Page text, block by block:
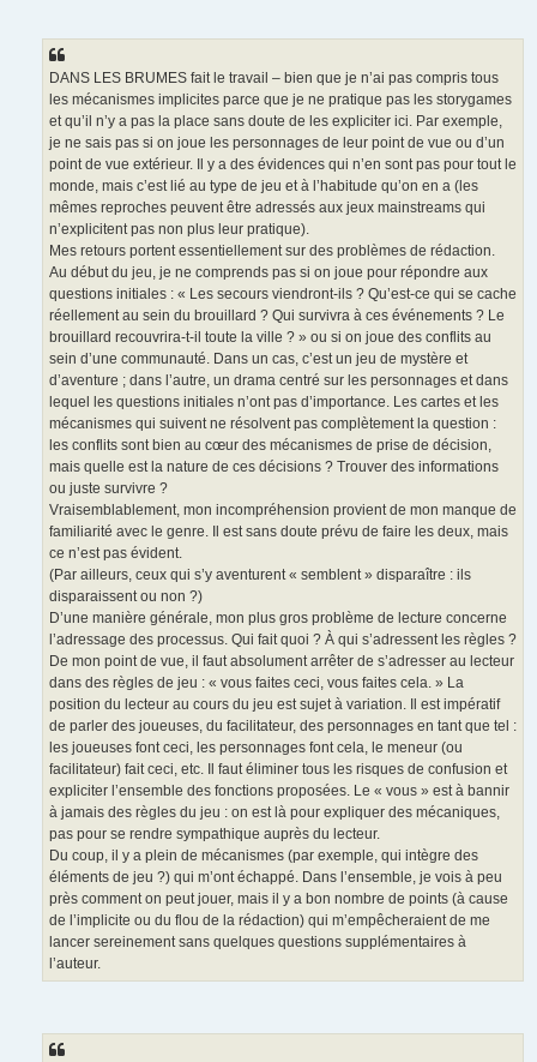
DANS LES BRUMES fait le travail – bien que je n’ai pas compris tous
les mécanismes implicites parce que je ne pratique pas les storygames
et qu’il n’y a pas la place sans doute de les expliciter ici. Par exemple,
je ne sais pas si on joue les personnages de leur point de vue ou d’un
point de vue extérieur. Il y a des évidences qui n’en sont pas pour tout le
monde, mais c’est lié au type de jeu et à l’habitude qu’on en a (les
mêmes reproches peuvent être adressés aux jeux mainstreams qui
n’explicitent pas non plus leur pratique).
Mes retours portent essentiellement sur des problèmes de rédaction.
Au début du jeu, je ne comprends pas si on joue pour répondre aux
questions initiales : « Les secours viendront-ils ? Qu’est-ce qui se cache
réellement au sein du brouillard ? Qui survivra à ces événements ? Le
brouillard recouvrira-t-il toute la ville ? » ou si on joue des conflits au
sein d’une communauté. Dans un cas, c’est un jeu de mystère et
d’aventure ; dans l’autre, un drama centré sur les personnages et dans
lequel les questions initiales n’ont pas d’importance. Les cartes et les
mécanismes qui suivent ne résolvent pas complètement la question :
les conflits sont bien au cœur des mécanismes de prise de décision,
mais quelle est la nature de ces décisions ? Trouver des informations
ou juste survivre ?
Vraisemblablement, mon incompréhension provient de mon manque de
familiarité avec le genre. Il est sans doute prévu de faire les deux, mais
ce n’est pas évident.
(Par ailleurs, ceux qui s’y aventurent « semblent » disparaître : ils
disparaissent ou non ?)
D’une manière générale, mon plus gros problème de lecture concerne
l’adressage des processus. Qui fait quoi ? À qui s’adressent les règles ?
De mon point de vue, il faut absolument arrêter de s’adresser au lecteur
dans des règles de jeu : « vous faites ceci, vous faites cela. » La
position du lecteur au cours du jeu est sujet à variation. Il est impératif
de parler des joueuses, du facilitateur, des personnages en tant que tel :
les joueuses font ceci, les personnages font cela, le meneur (ou
facilitateur) fait ceci, etc. Il faut éliminer tous les risques de confusion et
expliciter l’ensemble des fonctions proposées. Le « vous » est à bannir
à jamais des règles du jeu : on est là pour expliquer des mécaniques,
pas pour se rendre sympathique auprès du lecteur.
Du coup, il y a plein de mécanismes (par exemple, qui intègre des
éléments de jeu ?) qui m’ont échappé. Dans l’ensemble, je vois à peu
près comment on peut jouer, mais il y a bon nombre de points (à cause
de l’implicite ou du flou de la rédaction) qui m’empêcheraient de me
lancer sereinement sans quelques questions supplémentaires à
l’auteur.